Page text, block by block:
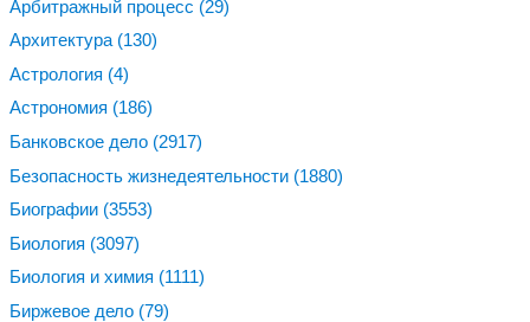
Арбитражный процесс (29)
Архитектура (130)
Астрология (4)
Астрономия (186)
Банковское дело (2917)
Безопасность жизнедеятельности (1880)
Биографии (3553)
Биология (3097)
Биология и химия (1111)
Биржевое дело (79)